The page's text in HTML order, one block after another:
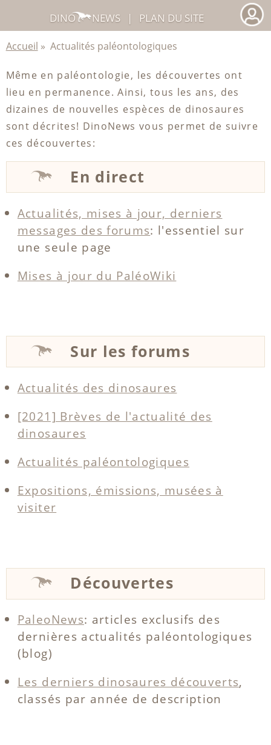
Accueil » Actualités paléontologiques
Même en paléontologie, les découvertes ont
lieu en permanence. Ainsi, tous les ans, des
dizaines de nouvelles espèces de dinosaures
sont décrites! DinoNews vous permet de suivre
ces découvertes:
En direct
Actualités, mises à jour, derniers
messages des forums: l'essentiel sur
une seule page
Mises à jour du PaléoWiki
Sur les forums
Actualités des dinosaures
[2021] Brèves de l'actualité des
dinosaures
Actualités paléontologiques
Expositions, émissions, musées à
visiter
Découvertes
PaleoNews: articles exclusifs des
dernières actualités paléontologiques
(blog)
Les derniers dinosaures découverts,
classés par année de description
DINO NEWS | PLAN DU SITE